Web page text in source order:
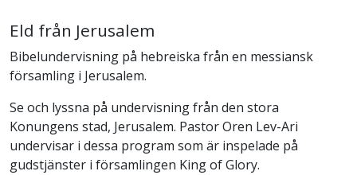
Eld från Jerusalem
Bibelundervisning på hebreiska från en messiansk
församling i Jerusalem.
Se och lyssna på undervisning från den stora
Konungens stad, Jerusalem. Pastor Oren Lev-Ari
undervisar i dessa program som är inspelade på
gudstjänster i församlingen King of Glory.